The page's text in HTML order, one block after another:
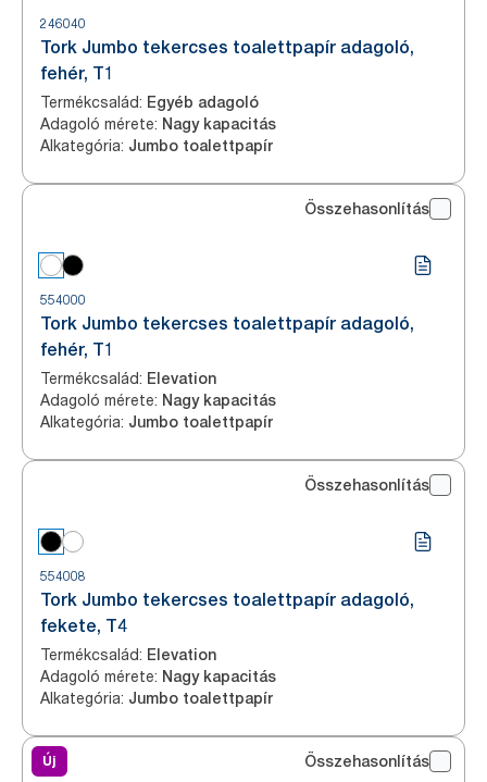
246040
Tork Jumbo tekercses toalettpapír adagoló,
fehér, T1
Termékcsalád: Egyéb adagoló
Adagoló mérete: Nagy kapacitás
Alkategória: Jumbo toalettpapír
Összehasonlítás
554000
Tork Jumbo tekercses toalettpapír adagoló,
fehér, T1
Termékcsalád: Elevation
Adagoló mérete: Nagy kapacitás
Alkategória: Jumbo toalettpapír
Összehasonlítás
554008
Tork Jumbo tekercses toalettpapír adagoló,
fekete, T4
Termékcsalád: Elevation
Adagoló mérete: Nagy kapacitás
Alkategória: Jumbo toalettpapír
Új Összehasonlítás